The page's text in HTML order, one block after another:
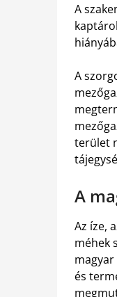
A
A
terület
A
Az íze,
méhek
és